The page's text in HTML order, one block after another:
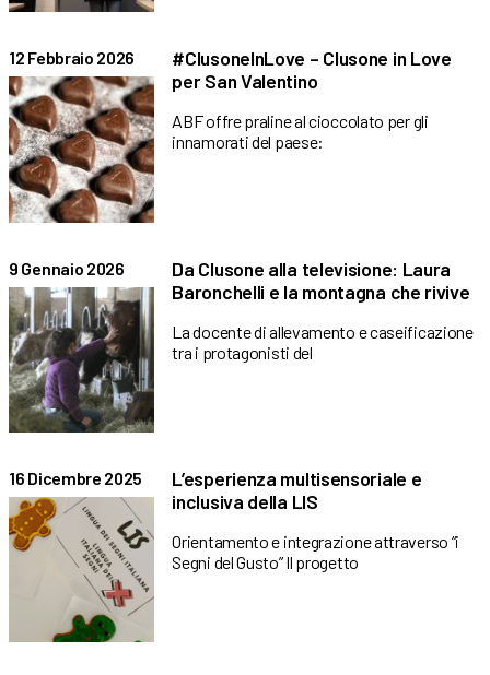
12 Febbraio 2026
#ClusoneInLove – Clusone in Love
per San Valentino
ABF offre praline al cioccolato per gli
innamorati del paese:
9 Gennaio 2026
Da Clusone alla televisione: Laura
Baronchelli e la montagna che rivive
La docente di allevamento e caseificazione
tra i protagonisti del
16 Dicembre 2025
L’esperienza multisensoriale e
inclusiva della LIS
Orientamento e integrazione attraverso “i
Segni del Gusto” Il progetto